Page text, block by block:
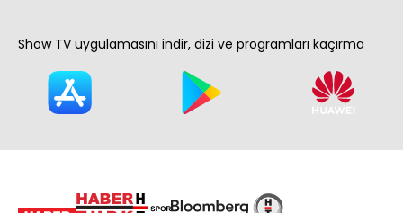
Show TV uygulamasını indir, dizi ve programları kaçırma